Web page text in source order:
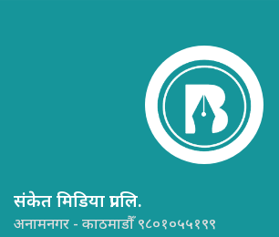
संकेत मिडिया प्रा.लि.
अनामनगर - काठमाडौँ ९८०१०५५१९९